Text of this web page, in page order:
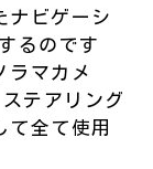
ナビゲーシ
るのです
ラマカメ
テアリング
て全て使用